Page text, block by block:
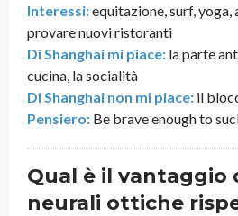
Interessi:equitazione, surf, yoga,
provare nuovi ristoranti
Di Shanghai mi piace: la parte
cucina, la socialità
Di Shanghai non mi piace: il
Pensiero: Be brave enough to
Qual è il vantaggio
neurali ottiche